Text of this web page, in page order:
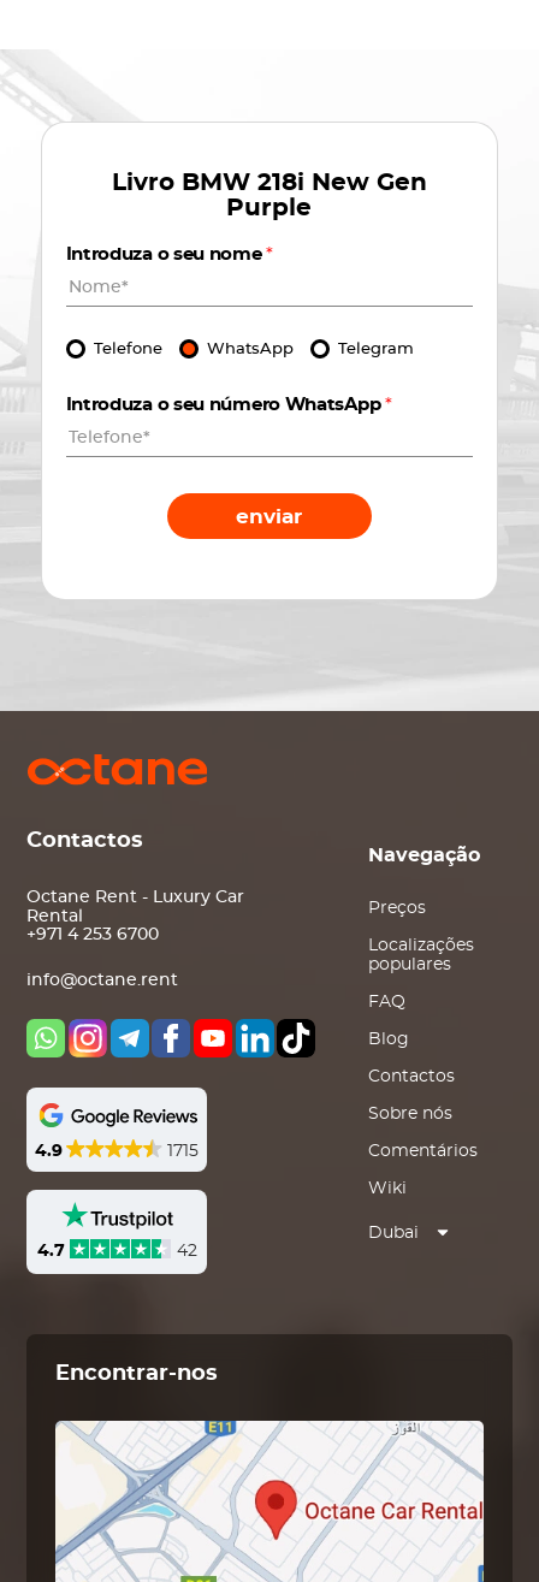
Livro BMW 218i New Gen
Purple
Introduza o seu nome*
Telefone WhatsApp Telegram
Introduza o seu número WhatsApp *
enviar
Contactos
Octane Rent - Luxury Car
Rental
+971 4 253 6700
info@octane.rent
4.9 1715
4.7 42
Navegação
Preços
Localizações
populares
FAQ
Blog
Contactos
Sobre nós
Comentários
Wiki
Dubai
Encontrar-nos